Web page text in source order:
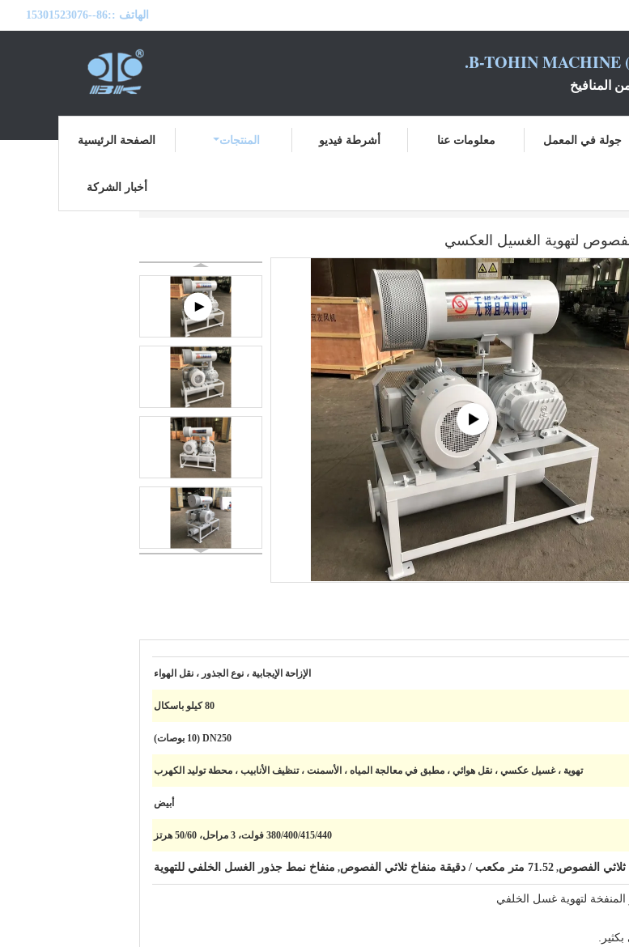
الهاتف ::86--15301523076
B-TOHIN MACHINE
المنافيخ
الصفحة الرئيسية المنتجات أشرطة فيديو معلومات عنا جولة في المعمل
أخبار الشركة
الإزاحة الإيجابية ، نوع الجذور ، نقل الهواء
80 كيلو باسكال
DN250 (10 بوصات)
تهوية ، غسيل عكسي ، نقل هوائي ، مطبق في معالجة المياه ، الأسمنت ، تنظيف الأنابيب ، محطة توليد الكهرب
أبيض
380/400/415/440 فولت، 3 مراحل، 50/60 هرتز
, 71.52 متر مكعب / دقيقة منفاخ ثلاثي الفصوص , منفاخ نمط جذور الغسل الخلفي للتهوية